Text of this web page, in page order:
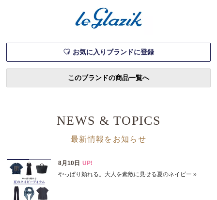
お気に入りブランドに登録
このブランドの商品一覧へ
NEWS & TOPICS
最新情報をお知らせ